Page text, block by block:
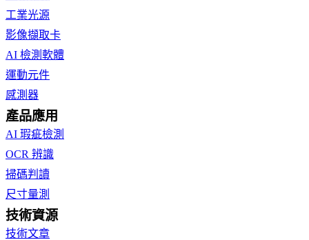
工業光源
影像擷取卡
AI 檢測軟體
運動元件
感測器
產品應用
AI 瑕疵檢測
OCR 辨識
掃碼判讀
尺寸量測
技術資源
技術文章